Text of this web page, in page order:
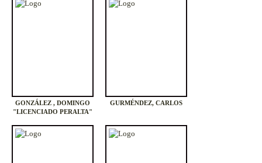
GONZÁLEZ , DOMINGO
"LICENCIADO PERALTA"
GURMÉNDEZ, CARLOS